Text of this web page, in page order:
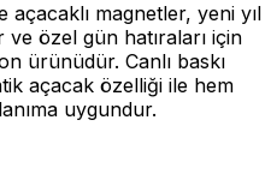
açacaklı magnetler, yeni yıl
özel gün hatıraları için
ürünüdür. Canlı baskı
açacak özelliği ile hem
uygundur.